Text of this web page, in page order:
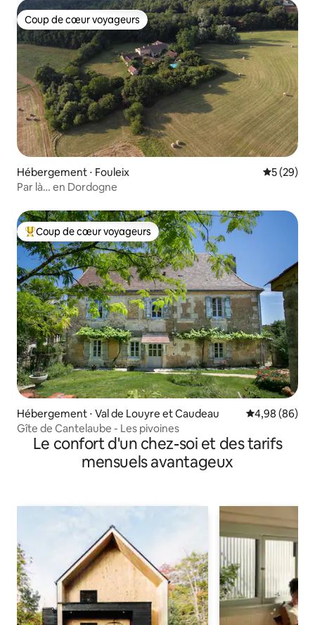
Coup de cœur voyageurs
Coup de cœur voyageurs
Hébergement ⋅ Fouleix
5 (29)
Par là… en Dordogne
Coups de cœur voyageurs les plus appréciés
Coup de cœur voyageurs
Hébergement ⋅ Val de Louyre et Caudeau Évaluation
4,98 (86)
Gîte de Cantelaube - Les pivoines
Le confort d'un chez-soi et des tarifs
mensuels avantageux